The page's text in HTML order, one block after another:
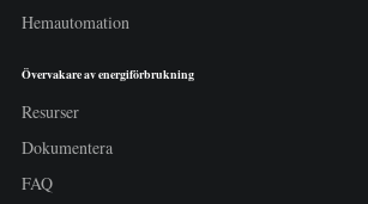
Hemautomation
Övervakare av energiförbrukning
Resurser
Dokumentera
FAQ